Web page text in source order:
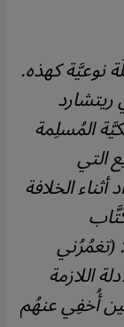
نوعيَّة كهذه.
ريتشارد
المُسلِمة
التي
الخلافة
(تغمُرُني
اللازمة
أُخفِي عنهُم